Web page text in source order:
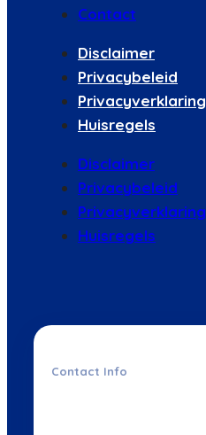
Contact
Disclaimer
Privacybeleid
Privacyverklaring
Huisregels
Disclaimer
Privacybeleid
Privacyverklaring
Huisregels
Contact Info